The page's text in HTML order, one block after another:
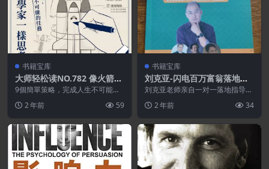
书籍宝库
大师轻松读NO.782 像火箭科
學家一樣思考
9個簡單策略，完成人生不可能的
像太空一樣遙不可及，...
2 年前 59
书籍宝库
刘克亚-闪电百万富翁落地指
导案例.PDF
刘克亚老师亲自一对一落地指导的
电百万富翁》课程的5...
2 年前 34